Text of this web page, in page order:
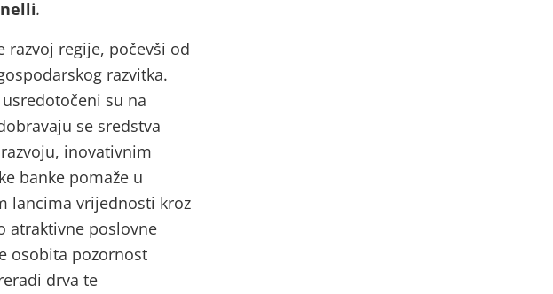
.
razvoj regije, počevši od
razvitka.
su na
se sredstva
inovativnim
banke pomaže u
lancima vrijednosti kroz
atraktivne poslovne
osobita pozornost
drva te